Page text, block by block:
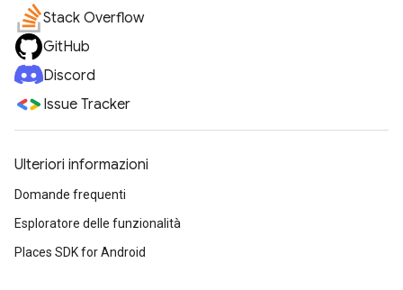
Stack Overflow
GitHub
Discord
Issue Tracker
Ulteriori informazioni
Domande frequenti
Esploratore delle funzionalità
Places SDK for Android